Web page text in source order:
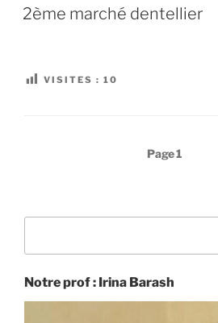
2ème marché dentellier
VISITES : 10
Page1
Notre prof : Irina Barash